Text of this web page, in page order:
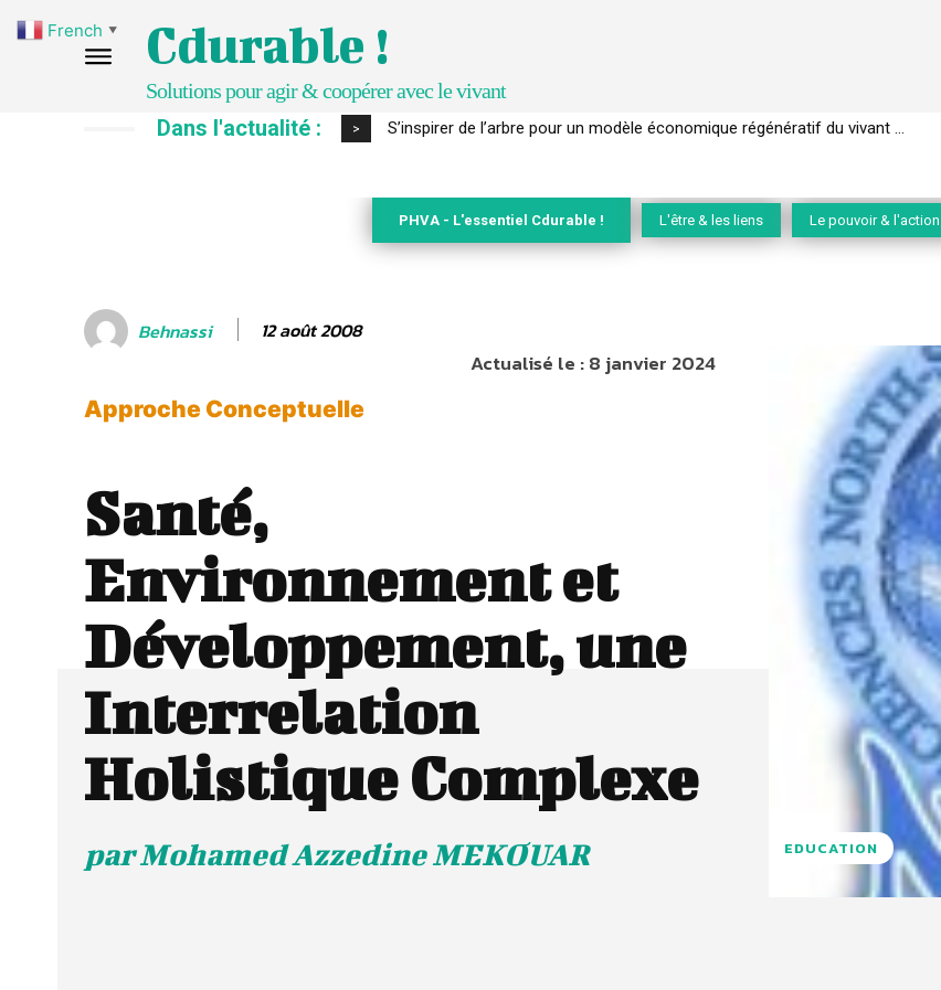
Cdurable !
Solutions pour agir & coopérer avec le vivant
Dans l'actualité : > IPBES : le « GIEC de la biodiversité » appelle les entreprises à devenir des
PHVA - L'essentiel Cdurable ! L'être & les liens Le pouvoir &
Behnassi 12 août 2008
Actualisé le :8 janvier 2024
Approche Conceptuelle
Santé,
Environnement et
Développement, une
Interrelation
Holistique Complexe
par Mohamed Azzedine MEKOUAR EDUCATION
French ▼